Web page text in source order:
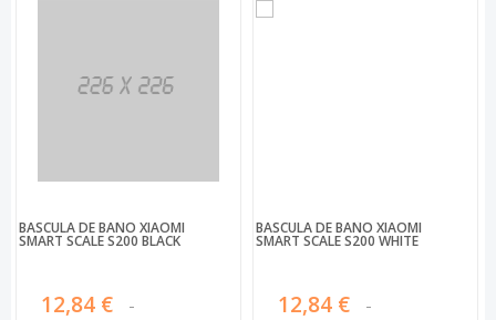
BASCULA DE BAÑO XIAOMI
SMART SCALE S200 BLACK
12,84 €
BASCULA DE BAÑO XIAOMI
SMART SCALE S200 WHITE
12,84 €